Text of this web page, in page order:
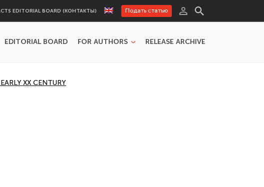
EDITORIAL BOARD (КОНТАКТЫ) Подать статью
EDITORIAL BOARD FOR AUTHORS RELEASE ARCHIVE
XX CENTURY